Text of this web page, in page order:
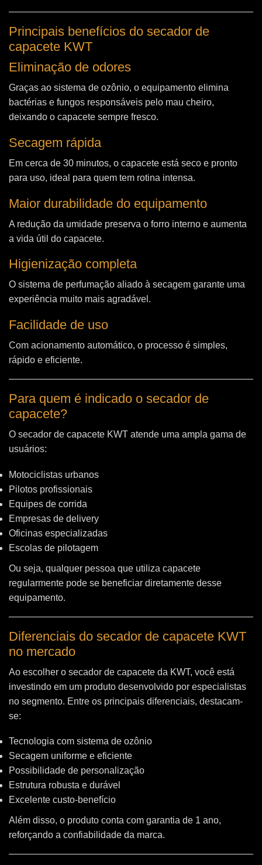
Principais benefícios do secador de
capacete KWT
Eliminação de odores
Graças ao sistema de ozônio, o equipamento elimina
bactérias e fungos responsáveis pelo mau cheiro,
deixando o capacete sempre fresco.
Secagem rápida
Em cerca de 30 minutos, o capacete está seco e pronto
para uso, ideal para quem tem rotina intensa.
Maior durabilidade do equipamento
A redução da umidade preserva o forro interno e aumenta
a vida útil do capacete.
Higienização completa
O sistema de perfumação aliado à secagem garante uma
experiência muito mais agradável.
Facilidade de uso
Com acionamento automático, o processo é simples,
rápido e eficiente.
Para quem é indicado o secador de
capacete?
O secador de capacete KWT atende uma ampla gama de
usuários:
Motociclistas urbanos
Pilotos profissionais
Equipes de corrida
Empresas de delivery
Oficinas especializadas
Escolas de pilotagem
Ou seja, qualquer pessoa que utiliza capacete
regularmente pode se beneficiar diretamente desse
equipamento.
Diferenciais do secador de capacete KWT
no mercado
Ao escolher o secador de capacete da KWT, você está
investindo em um produto desenvolvido por especialistas
no segmento. Entre os principais diferenciais, destacam-
se:
Tecnologia com sistema de ozônio
Secagem uniforme e eficiente
Possibilidade de personalização
Estrutura robusta e durável
Excelente custo-benefício
Além disso, o produto conta com garantia de 1 ano,
reforçando a confiabilidade da marca.